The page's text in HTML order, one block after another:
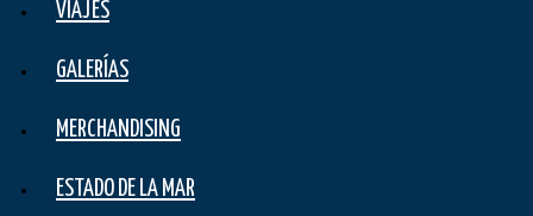
VIAJES
GALERÍAS
MERCHANDISING
ESTADO DE LA MAR